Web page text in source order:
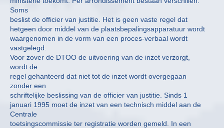
Soms
beslist de officier van justitie. Het is geen vaste regel dat
hetgeen door middel van de plaatsbepalingsapparatuur wordt
waargenomen in de vorm van een proces-verbaal wordt
vastgelegd.
Voor zover de DTOO de uitvoering van de inzet verzorgt,
wordt de
regel gehanteerd dat niet tot de inzet wordt overgegaan
zonder een
schriftelijke beslissing van de officier van justitie. Sinds 1
januari 1995 moet de inzet van een technisch middel aan de
Centrale
toetsingscommissie ter registratie worden gemeld. In een